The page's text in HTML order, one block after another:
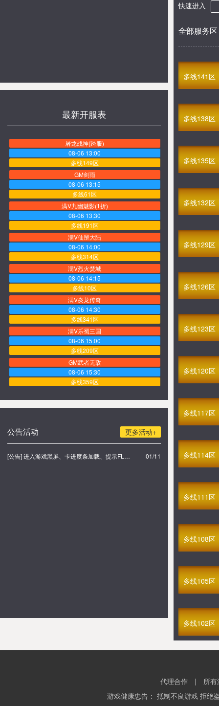
最新开服表
屠龙战神(跨服)
08-06 13:00
多线149区
GM剑雨
08-06 13:15
多线61区
满V九幽魅影(1折)
08-06 13:30
多线191区
满V仙罡大陆
08-06 14:00
多线314区
满V烈火焚城
08-06 14:15
多线10区
满V炎龙传奇
08-06 14:30
多线341区
满V乐蜀三国
08-06 15:00
多线209区
GM武者无敌
08-06 15:30
多线359区
多线169区
GM圣火明尊
更多活动+
公告活动
[公告] 进入游戏黑屏、卡进度条加载、提示FLASH无法加载解决办法 01/11
快速进入
全部服务区
多线141区
多线138区
多线135区
多线132区
多线129区
多线126区
多线123区
多线120区
多线117区
多线114区
多线111区
多线108区
多线105区
多线102区
代理合作 |
所
游戏健康忠告： 抵制不良游戏 拒绝